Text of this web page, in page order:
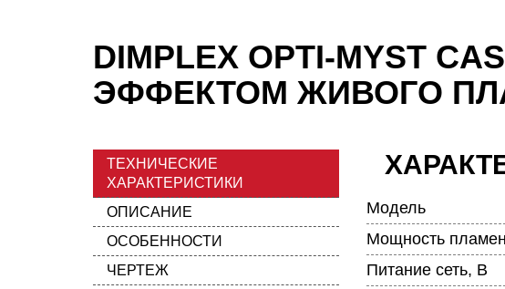
DIMPLEX OPTI-MYST
ЭФФЕКТОМ ЖИВОГО
ТЕХНИЧЕСКИЕ
ХАРАКТЕРИСТИКИ
ОПИСАНИЕ
ОСОБЕННОСТИ
ЧЕРТЕЖ
Модель
Мощность
Питание сеть, В